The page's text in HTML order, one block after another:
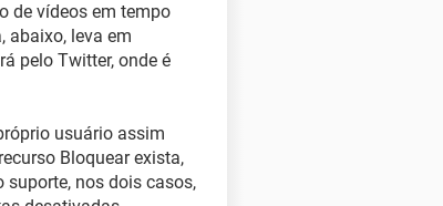
de vídeos em tempo
abaixo, leva em
pelo Twitter, onde é
usuário assim
Bloquear exista,
suporte, nos dois casos,